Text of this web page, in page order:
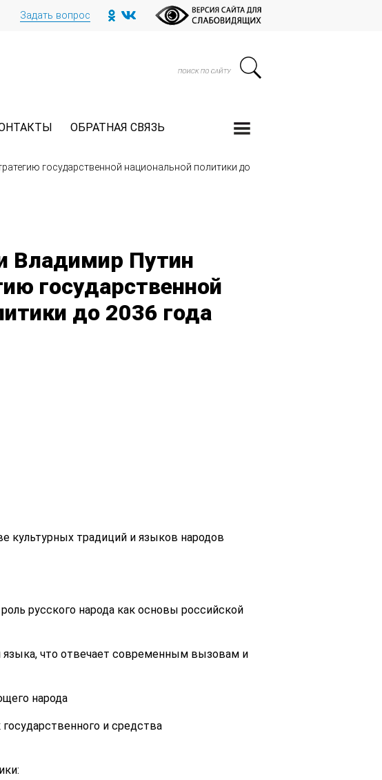
Задать вопрос
ОБРАТНАЯ СВЯЗЬ
государственной национальной политики до
Владимир Путин
государственной
до 2036 года
культурных традиций и языков народов
русского народа как основы российской
что отвечает современным вызовам и
народа
и средства